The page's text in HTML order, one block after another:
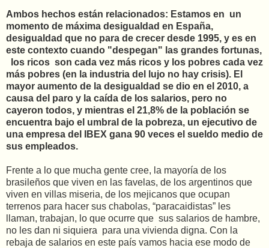
Ambos hechos están relacionados: Estamos en un
momento de máxima desigualdad en España,
desigualdad que no para de crecer desde 1995, y es en
este contexto cuando "despegan" las grandes fortunas,
los ricos son cada vez más ricos y los pobres cada vez
más pobres (en la industria del lujo no hay crisis). El
mayor aumento de la desigualdad se dio en el 2010, a
causa del paro y la caída de los salarios, pero no
cayeron todos, y mientras el 21,8% de la población se
encuentra bajo el umbral de la pobreza, un ejecutivo de
una empresa del IBEX gana 90 veces el sueldo medio de
sus empleados.
Frente a lo que mucha gente cree, la mayoría de los
brasileños que viven en las favelas, de los argentinos que
viven en villas miseria, de los mejicanos que ocupan
terrenos para hacer sus chabolas, “paracaidistas” les
llaman, trabajan, lo que ocurre que sus salarios de hambre,
no les dan ni siquiera para una vivienda digna. Con la
rebaja de salarios en este país vamos hacia ese modo de